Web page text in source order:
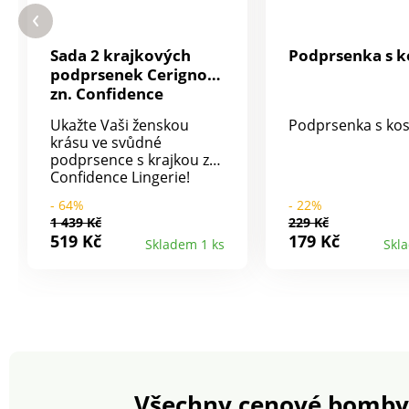
Sada 2 krajkových
podprsenek Cerignola
zn. Confidence
Ukažte Vaši ženskou
krásu ve svůdné
podprsence s krajkou zn.
Confidence Lingerie!
mezi košíčky, boky a
ramínka vpředu z krajky.
Spodní část košíčků ze 3
Standard 100 podle
- 64%
1 439 Kč
519 Kč Skladem 1 ks
Podprsenka s
Podprsenka s
- 22%
229 Kč
179 Kč